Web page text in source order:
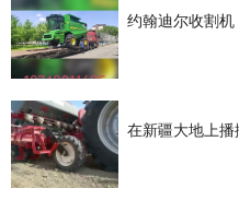
约翰迪尔收割机
在新疆大地上播